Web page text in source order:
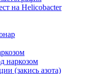
на Helicobacter
наркозом
(закись азота)